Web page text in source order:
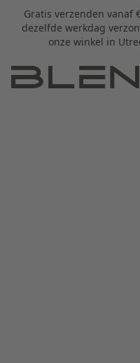
Gratis verzenden vanaf
dezelfde werkdag
onze winkel in